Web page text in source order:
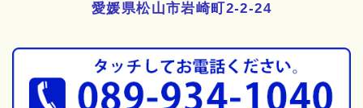
愛媛県松山市岩崎町2-2-24